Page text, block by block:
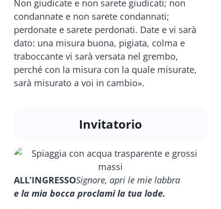
Non giudicate e non sarete giudicati; non
condannate e non sarete condannati;
perdonate e sarete perdonati. Date e vi sarà
dato: una misura buona, pigiata, colma e
traboccante vi sarà versata nel grembo,
perché con la misura con la quale misurate,
sarà misurato a voi in cambio».
Invitatorio
ALL’INGRESSOSignore, apri le mie labbra
e la mia bocca proclami la tua lode.